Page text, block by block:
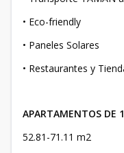
• Eco-friendly
• Paneles Solares
• Restaurantes y
APARTAMENTOS
52.81-71.11 m2